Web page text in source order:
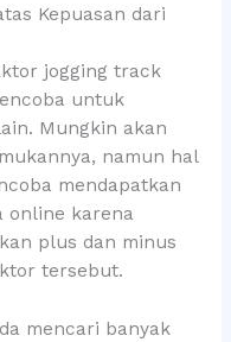
Kepuasan dari
jogging track
untuk
Mungkin akan
namun hal
mendapatkan
online karena
plus dan minus
tersebut.
mencari banyak